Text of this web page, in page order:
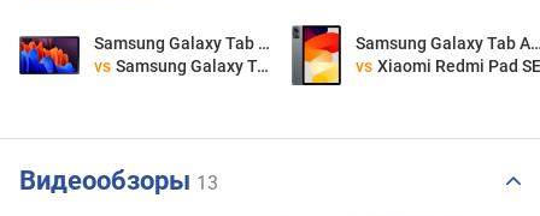
Samsung Galaxy Tab A9 Plus
vs Samsung Galaxy Tab S7 11.0 2020
Samsung
vs Xiaomi Redmi Pad SE
Видеообзоры 13